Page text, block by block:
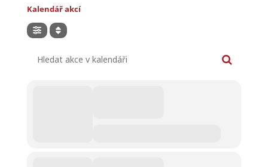
Kalendář akcí